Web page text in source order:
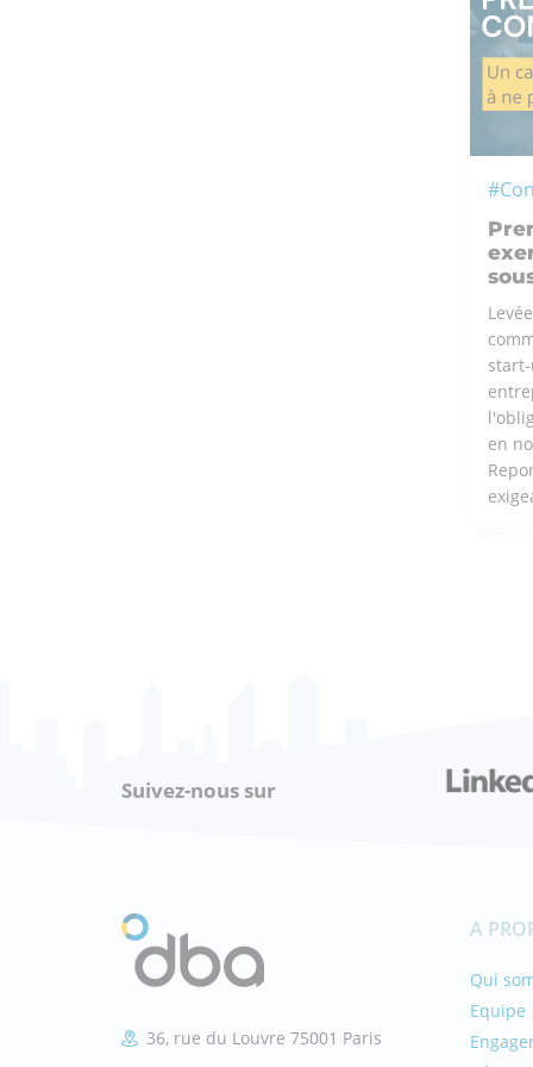
en
Suivez-nous sur
36, rue du Louvre 75001 Paris
A
Qui
Equipe